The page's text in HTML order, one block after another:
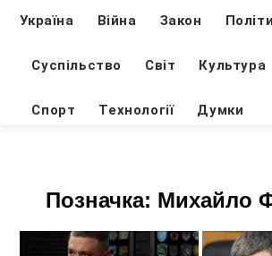
Україна Війна Закон
Суспільство Світ Культура
Спорт Технології Думки
Позначка: Михайло